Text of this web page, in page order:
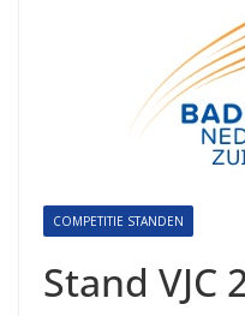
COMPETITIE STANDEN
Stand VJC